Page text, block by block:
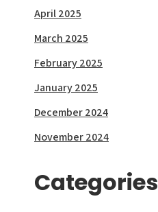
April 2025
March 2025
February 2025
January 2025
December 2024
November 2024
Categories